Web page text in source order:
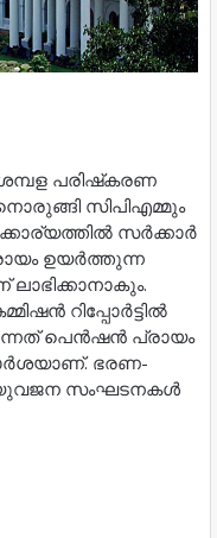
പരിഷ്‌കരണ
സിപിഎമ്മും
സര്‍ക്കാര്‍
ഉയര്‍ത്തുന്ന
ലാഭിക്കാനാകും.
റിപ്പോര്‍ട്ടില്‍
പെന്‍ഷന്‍ പ്രായം
ഭരണ-
യുവജന സംഘടനകള്‍